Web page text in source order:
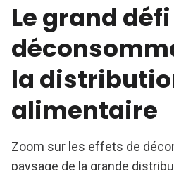
Le grand
la
alimentaire
Zoom sur les effets de
paysage de la grande